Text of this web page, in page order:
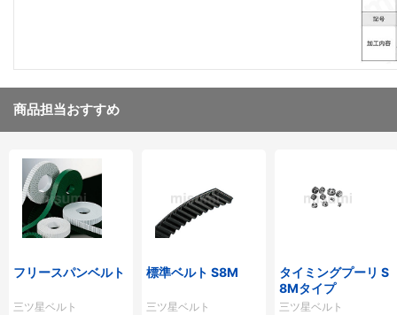
商品担当おすすめ
フリースパンベルト
三ツ星ベルト
標準ベルト S8M
三ツ星ベルト
タイミングプーリ S
8Mタイプ
三ツ星ベルト